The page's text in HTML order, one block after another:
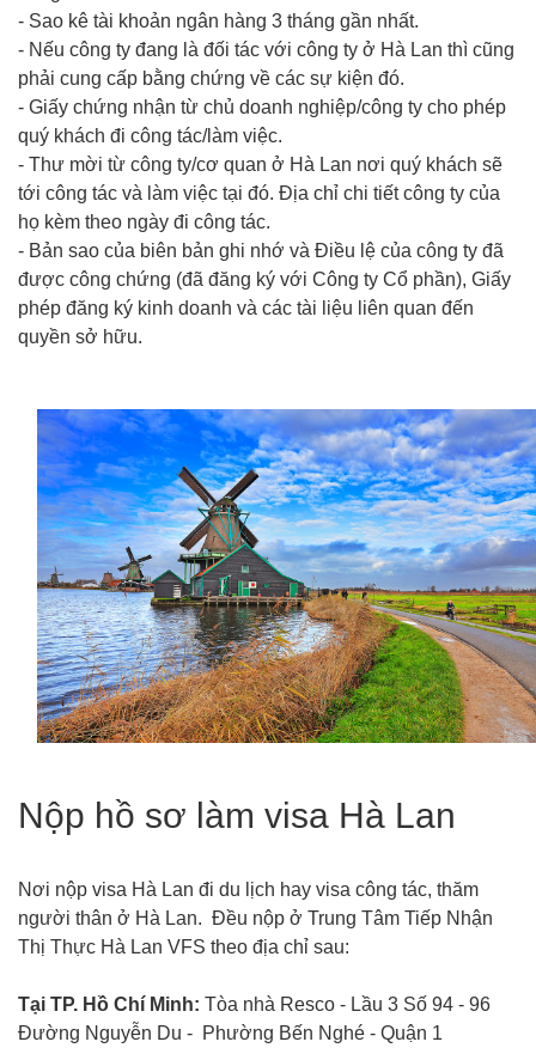
- Sao kê tài khoản ngân hàng 3 tháng gần nhất.
- Nếu công ty đang là đối tác với công ty ở Hà Lan thì cũng
phải cung cấp bằng chứng về các sự kiện đó.
- Giấy chứng nhận từ chủ doanh nghiệp/công ty cho phép
quý khách đi công tác/làm việc.
- Thư mời từ công ty/cơ quan ở Hà Lan nơi quý khách sẽ
tới công tác và làm việc tại đó. Địa chỉ chi tiết công ty của
họ kèm theo ngày đi công tác.
- Bản sao của biên bản ghi nhớ và Điều lệ của công ty đã
được công chứng (đã đăng ký với Công ty Cổ phần), Giấy
phép đăng ký kinh doanh và các tài liệu liên quan đến
quyền sở hữu.
Nộp hồ sơ làm visa Hà Lan
Nơi nộp visa Hà Lan đi du lịch hay visa công tác, thăm
người thân ở Hà Lan. Đều nộp ở Trung Tâm Tiếp Nhận
Thị Thực Hà Lan VFS theo địa chỉ sau:
Tại TP. Hồ Chí Minh: Tòa nhà Resco - Lầu 3 Số 94 - 96
Đường Nguyễn Du - Phường Bến Nghé - Quận 1